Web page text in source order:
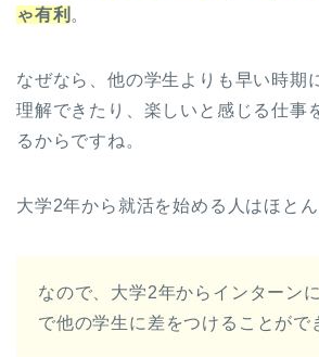
ゃ有利 。
なぜなら、他の学生よりも早い時期
理解できたり、楽しいと感じる仕事
るからですね。
大学2年から就活を始める人はほとん
なので、大学2年からインターン
で他の学生に差をつけることがで